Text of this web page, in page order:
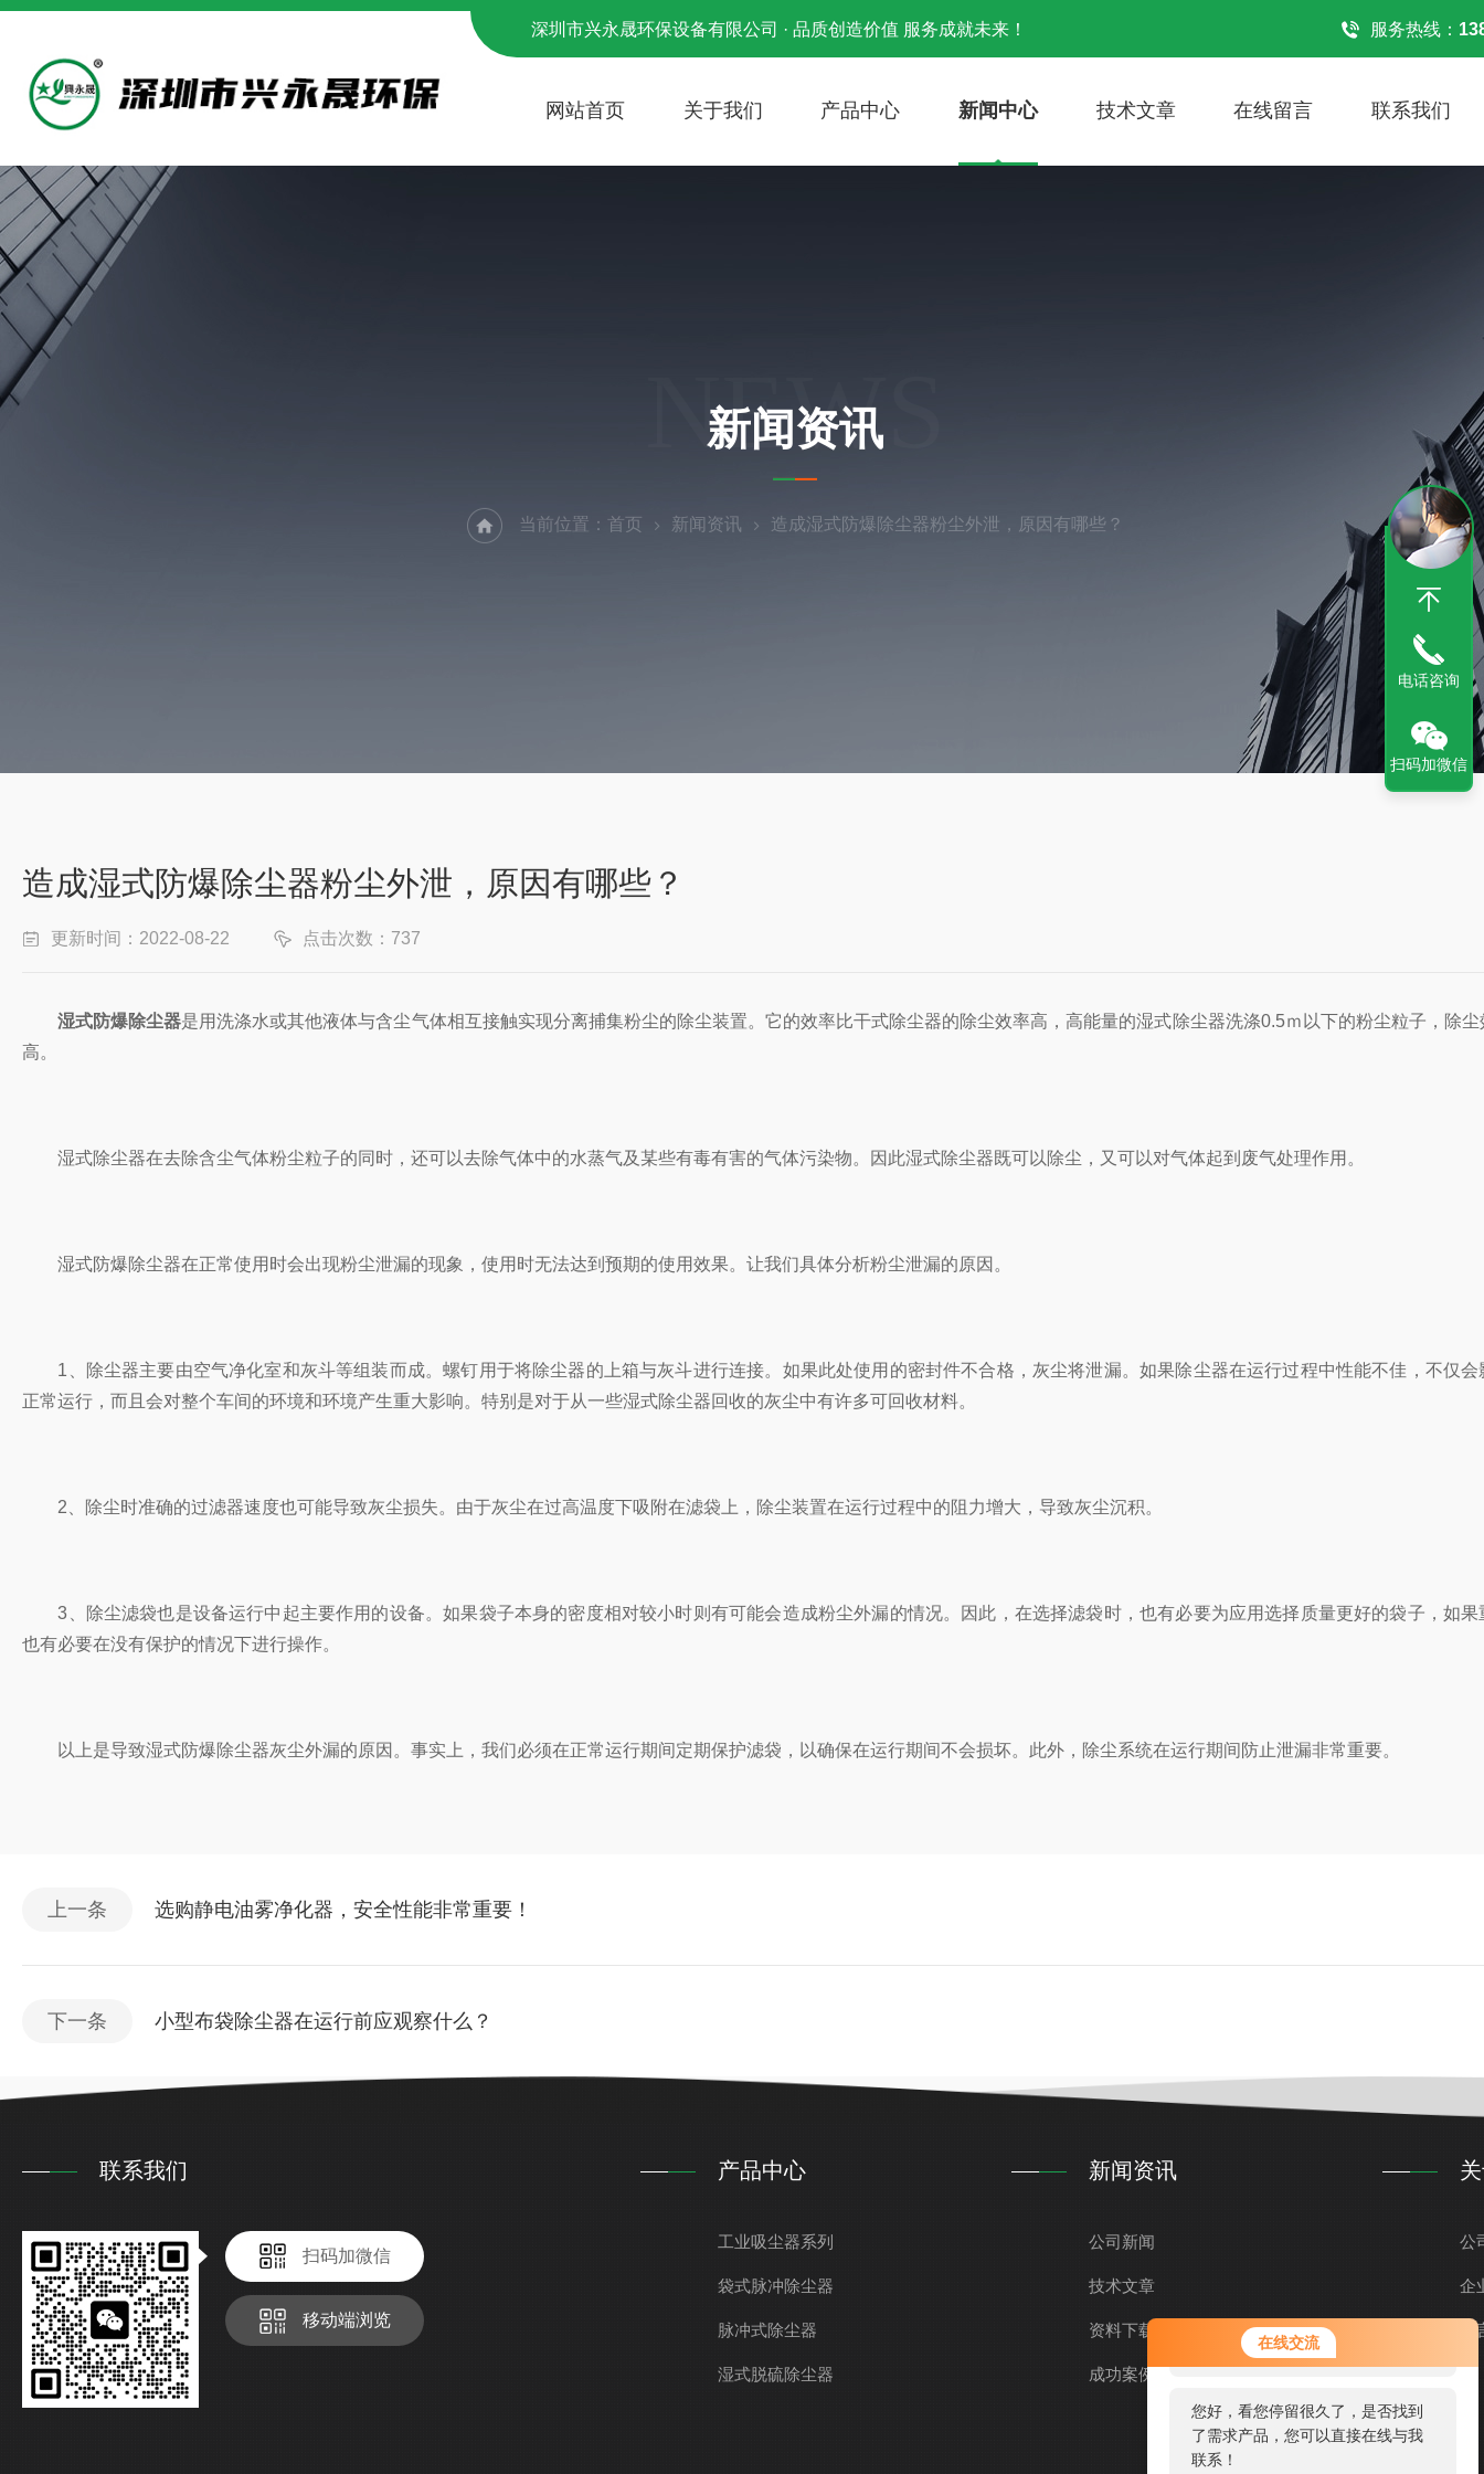
在线交流
您好！欢迎前来咨询，很高兴为您
服务，请问您要咨询什么问题呢？
您好，看您停留很久了，是否找到
了需求产品，您可以直接在线与我
联系！
深圳市兴永晟环保设备有限公司 · 品质创造价值 服务成就未来！ 服务热线：
网站首页 关于我们 产品中心 新闻中心 技术文章 在线留言 联系我们
NEWS
新闻资讯
当前位置： 首页 新闻资讯 造成湿式防爆除尘器粉尘外泄，原因有哪些？
造成湿式防爆除尘器粉尘外泄，原因有哪些？
更新时间：2022-08-22 点击次数：737
湿式防爆除尘器是用洗涤水或其他液体与含尘气体相互接触实现分离捕集粉尘的除尘装置。它的效率比干式除尘器的除尘效率高，高能量的湿式除尘器洗涤0.5ｍ以下的粉尘粒子，除
高。
湿式除尘器在去除含尘气体粉尘粒子的同时，还可以去除气体中的水蒸气及某些有毒有害的气体污染物。因此湿式除尘器既可以除尘，又可以对气体起到废气处理作用。
湿式防爆除尘器在正常使用时会出现粉尘泄漏的现象，使用时无法达到预期的使用效果。让我们具体分析粉尘泄漏的原因。
1、除尘器主要由空气净化室和灰斗等组装而成。螺钉用于将除尘器的上箱与灰斗进行连接。如果此处使用的密封件不合格，灰尘将泄漏。如果除尘器在运行过程中性能不佳，不仅会
正常运行，而且会对整个车间的环境和环境产生重大影响。特别是对于从一些湿式除尘器回收的灰尘中有许多可回收材料。
2、除尘时准确的过滤器速度也可能导致灰尘损失。由于灰尘在过高温度下吸附在滤袋上，除尘装置在运行过程中的阻力增大，导致灰尘沉积。
3、除尘滤袋也是设备运行中起主要作用的设备。如果袋子本身的密度相对较小时则有可能会造成粉尘外漏的情况。因此，在选择滤袋时，也有必要为应用选择质量更好的袋子，如果
也有必要在没有保护的情况下进行操作。
以上是导致湿式防爆除尘器灰尘外漏的原因。事实上，我们必须在正常运行期间定期保护滤袋，以确保在运行期间不会损坏。此外，除尘系统在运行期间防止泄漏非常重要。
上一条 选购静电油雾净化器，安全性能非常重要！
下一条 小型布袋除尘器在运行前应观察什么？
联系我们
扫码加微信
移动端浏览
产品中心
工业吸尘器系列
袋式脉冲除尘器
脉冲式除尘器
湿式脱硫除尘器
新闻资讯
公司新闻
技术文章
资料下载
成功案例
公
企
电话咨询
扫码加微信